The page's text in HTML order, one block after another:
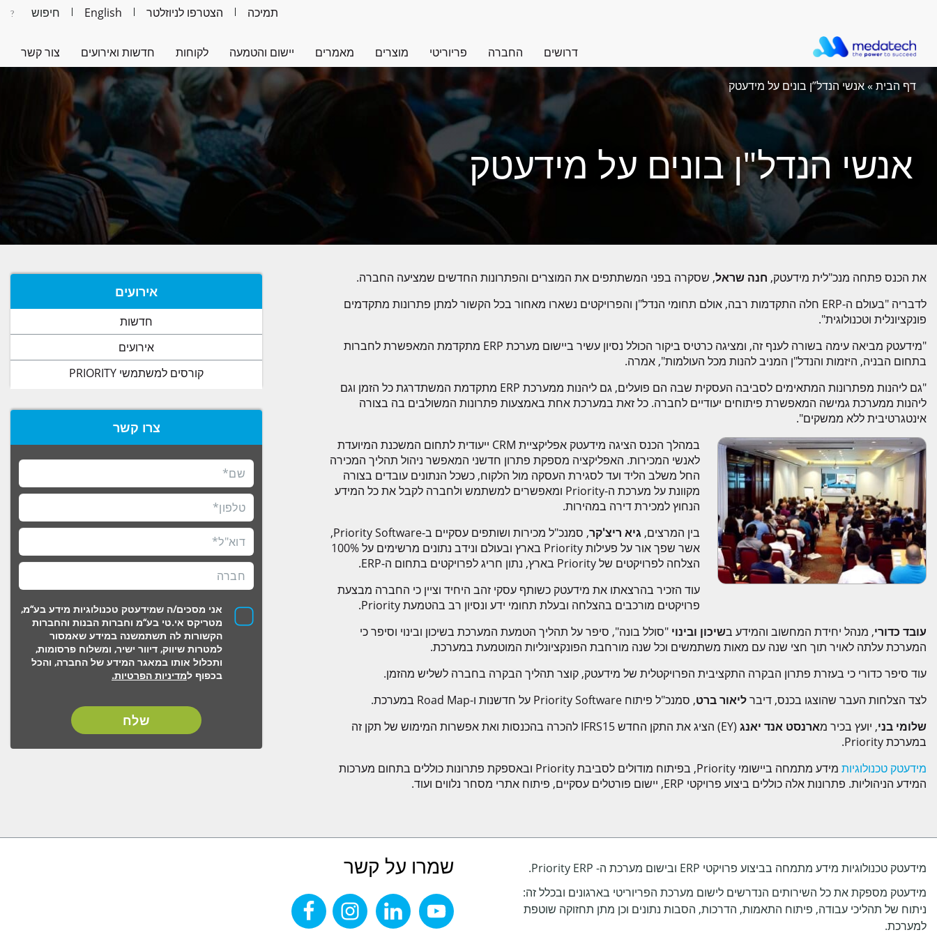
תמיכה הצטרפו לניוזלטר English
דרושים החברה פריוריטי מוצרים מאמרים יישום והטמעה לקוחות חדשות ואירועים צור קשר
דף הבית»אנשי הנדל”ן בונים על מידעטק
אנשי הנדל"ן בונים על מידעטק
את הכנס פתחה מנכ"לית מידעטק, חנה שראל, שסקרה בפני המשתתפים את המוצרים והפתרונות החדשים שמציעה החברה.
לדבריה "בעולם ה-ERP חלה התקדמות רבה, אולם תחומי הנדל"ן והפרויקטים נשארו מאחור בכל הקשור למתן פתרונות מתקדמים
פונקציונלית וטכנולוגית".
"מידעטק מביאה עימה בשורה לענף זה, ומציגה כרטיס ביקור הכולל נסיון עשיר ביישום מערכת ERP מתקדמת המאפשרת לחברות
בתחום הבניה, היזמות והנדל"ן המניב להנות מכל העולמות", אמרה.
"גם ליהנות מפתרונות המתאימים לסביבה העסקית שבה הם פועלים, גם ליהנות ממערכת ERP מתקדמת המשתדרגת כל הזמן וגם
ליהנות ממערכת גמישה המאפשרת פיתוחים יעודיים לחברה. כל זאת במערכת אחת באמצעות פתרונות המשולבים בה בצורה
אינטגרטיבית ללא ממשקים".
במהלך הכנס הציגה מידעטק אפליקציית CRM ייעודית לתחום המשכנת המיועדת
לאנשי המכירות. האפליקציה מספקת פתרון חדשני המאפשר ניהול תהליך המכירה
החל משלב הליד ועד לסגירת העסקה מול הלקוח, כשכל הנתונים עובדים בצורה
מקוונת על מערכת ה-Priority ומאפשרים למשתמש ולחברה לקבל את כל המידע
הנחוץ למכירת דירה במהירות.
בין המרצים, גיא ריצ'קר
, סמנכ"ל מכירות ושותפים עסקיים ב-Priority Software,
אשר שפך אור על פעילות Priority בארץ ובעולם ונידב נתונים מרשימים על 100%
הצלחה לפרויקטים של Priority בארץ, נתון חריג לפרויקטים בתחום ה-ERP.
עוד הזכיר בהרצאתו את מידעטק כשותף עסקי זהב היחיד וציין כי החברה מבצעת
פרויקטים מורכבים בהצלחה ובעלת תחומי ידע ונסיון רב בהטמעת Priority.
עובד כדורי, מנהל יחידת המחשוב והמידע בשיכון ובינוי "סולל בונה", סיפר על תהליך הטמעת המערכת בשיכון ובינוי וסיפר כי
המערכת עלתה לאויר תוך חצי שנה עם מאות משתמשים וכל שנה מורחבת הפונקציונליות המוטמעת במערכת.
עוד סיפר כדורי כי בעזרת פתרון הבקרה התקציבית הפרויקטלית של מידעטק, קוצר תהליך הבקרה בחברה לשליש מהזמן.
לצד הצלחות העבר שהוצגו בכנס, דיברליאור ברט, סמנכ"ל פיתוח Priority Software על חדשנות ו-Road Map במערכת.
שלומי בני, יועץ בכיר מארנסט אנד יאנג
(EY) הציג את התקן החדש IFRS15 להכרה בהכנסות ואת אפשרות המימוש של תקן זה
במערכת Priority.
מידעטק טכנולוגיות
מידע מתמחה ביישומי Priority, בפיתוח מודולים לסביבת Priority ובאספקת פתרונות כוללים בתחום מערכות
המידע הניהוליות. פתרונות אלה כוללים ביצוע פרויקטי ERP, יישום פורטלים עסקיים, פיתוח אתרי מסחר נלווים ועוד.
אירועים
חדשות
אירועים
קורסים למשתמשי PRIORITY
צרו קשר
אני מסכים/ה שמידעטק טכנולוגיות מידע בע“מ,
מטריקס אי.טי בע“מ וחברות הבנות והחברות
הקשורות לה תשתמשנה במידע שאמסור
למטרות שיווק, דיוור ישיר, ומשלוח פרסומות,
ותכלול אותו במאגר המידע של החברה, והכל
בכפוף למדיניות הפרטיות.
מידעטק טכנולוגיות מידע מתמחה בביצוע פרויקטי ERP ובישום מערכת ה- Priority ERP.
מידעטק מספקת את כל השירותים הנדרשים לישום מערכת הפריוריטי בארגונים ובכלל זה:
ניתוח של תהליכי עבודה, פיתוח התאמות, הדרכות, הסבות נתונים וכן מתן תחזוקה שוטפת
למערכת.
שמרו על קשר